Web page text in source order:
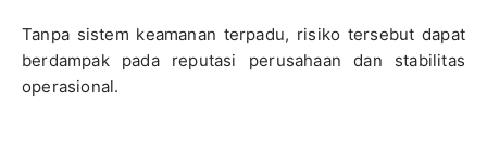
Tanpa sistem keamanan terpadu, risiko tersebut dapat
berdampak pada reputasi perusahaan dan stabilitas
operasional.